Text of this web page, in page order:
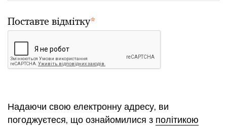
Поставте відмітку*
Надаючи свою електронну адресу, ви
погоджуєтеся, що ознайомилися з політикою